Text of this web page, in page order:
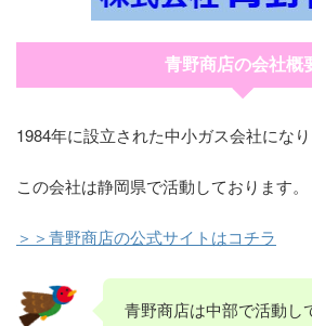
青野商店の会社概
1984年に設立された中小ガス会社になり
この会社は静岡県で活動しております。
＞＞青野商店の公式サイトはコチラ
青野商店は中部で活動し